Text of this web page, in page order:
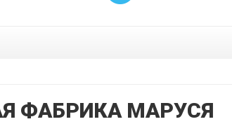
ФАБРИКА МАРУСЯ